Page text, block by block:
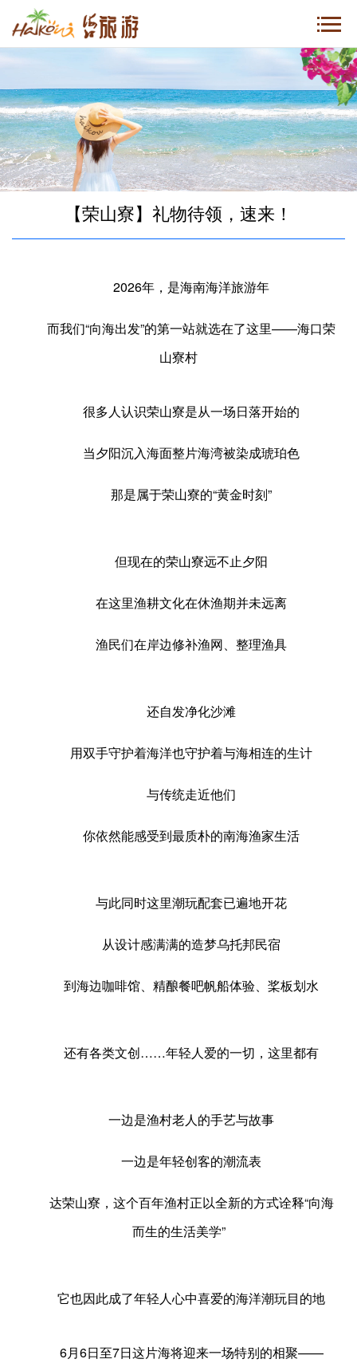
【荣山寮】礼物待领，速来！
2026年，是海南海洋旅游年
而我们“向海出发”的第一站就选在了这里——海口荣
山寮村
很多人认识荣山寮是从一场日落开始的
当夕阳沉入海面整片海湾被染成琥珀色
那是属于荣山寮的“黄金时刻”
但现在的荣山寮远不止夕阳
在这里渔耕文化在休渔期并未远离
渔民们在岸边修补渔网、整理渔具
还自发净化沙滩
用双手守护着海洋也守护着与海相连的生计
与传统走近他们
你依然能感受到最质朴的南海渔家生活
与此同时这里潮玩配套已遍地开花
从设计感满满的造梦乌托邦民宿
到海边咖啡馆、精酿餐吧帆船体验、桨板划水
还有各类文创……年轻人爱的一切，这里都有
一边是渔村老人的手艺与故事
一边是年轻创客的潮流表
达荣山寮，这个百年渔村正以全新的方式诠释“向海
而生的生活美学”
它也因此成了年轻人心中喜爱的海洋潮玩目的地
6月6日至7日这片海将迎来一场特别的相聚——